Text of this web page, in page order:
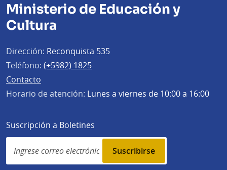
Ministerio de Educación y
Cultura
Dirección: Reconquista 535
Teléfono: (+5982) 1825
Contacto
Horario de atención: Lunes a viernes de 10:00 a 16:00
Suscripción a Boletines
Simplenews
subscription